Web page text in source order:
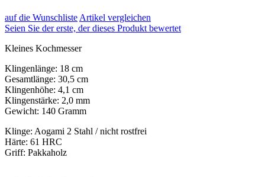
auf die Wunschliste Artikel vergleichen
Seien Sie der erste, der dieses Produkt bewertet
Kleines Kochmesser
Klingenlänge: 18 cm
Gesamtlänge: 30,5 cm
Klingenhöhe: 4,1 cm
Klingenstärke: 2,0 mm
Gewicht: 140 Gramm
Klinge: Aogami 2 Stahl / nicht rostfrei
Härte: 61 HRC
Griff: Pakkaholz